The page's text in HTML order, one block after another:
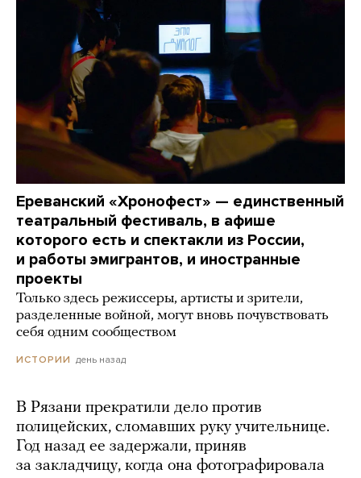
Ереванский «Хронофест» — единственный
театральный фестиваль, в афише
которого есть и спектакли из России,
и работы эмигрантов, и иностранные
проекты
Только здесь режиссеры, артисты и зрители,
разделенные войной, могут вновь почувствовать
себя одним сообществом
ИСТОРИИ день назад
В Рязани прекратили дело против
полицейских, сломавших руку учительнице.
Год назад ее задержали, приняв
за закладчицу, когда она фотографировала